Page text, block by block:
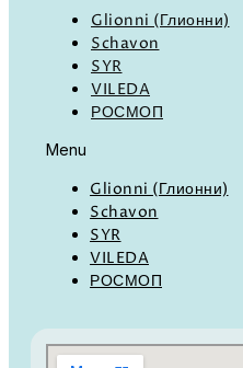
Glionni (Глионни)
Schavon
SYR
VILEDA
РОСМОП
Menu
Glionni (Глионни)
Schavon
SYR
VILEDA
РОСМОП